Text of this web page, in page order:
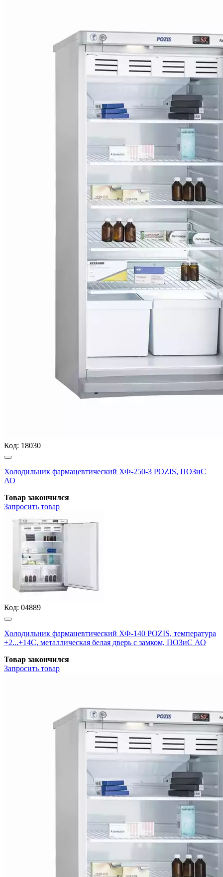
Код: 18030
Холодильник фармацевтический ХФ-250-3 POZIS, ПОЗиС
АО
Товар закончился
Запросить товар
Код: 04889
Холодильник фармацевтический ХФ-140 POZIS, температура
+2...+14С, металлическая белая дверь с замком, ПОЗиС АО
Товар закончился
Запросить товар